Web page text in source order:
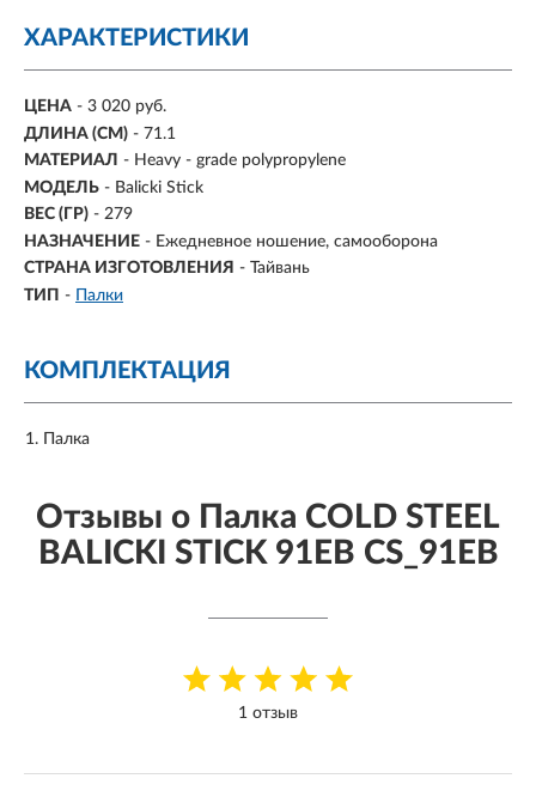
ХАРАКТЕРИСТИКИ
ЦЕНА - 3 020 руб.
ДЛИНА (СМ) - 71.1
МАТЕРИАЛ - Heavy - grade polypropylene
МОДЕЛЬ - Balicki Stick
ВЕС (ГР) - 279
НАЗНАЧЕНИЕ - Ежедневное ношение, самооборона
СТРАНА ИЗГОТОВЛЕНИЯ - Тайвань
ТИП - Палки
КОМПЛЕКТАЦИЯ
Палка
Отзывы о Палка COLD STEEL
BALICKI STICK 91EB CS_91EB
1 отзыв